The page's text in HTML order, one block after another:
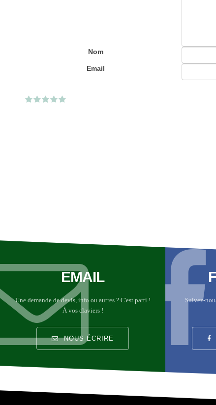
Nom
Email
EMAIL
Une demande de devis, info ou autres ? C'est parti !
À vos claviers !
NOUS ÉCRIRE
Suivez-